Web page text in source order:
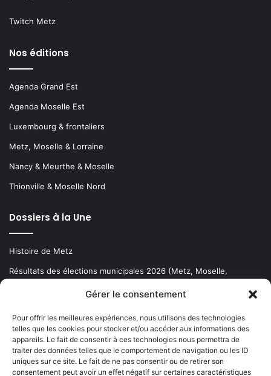
Gérer le consentement
Pour offrir les meilleures expériences, nous utilisons des technologies
telles que les cookies pour stocker et/ou accéder aux informations des
appareils. Le fait de consentir à ces technologies nous permettra de
traiter des données telles que le comportement de navigation ou les ID
uniques sur ce site. Le fait de ne pas consentir ou de retirer son
consentement peut avoir un effet négatif sur certaines caractéristiques
Twitch Metz
Nos éditions
Agenda Grand Est
Agenda Moselle Est
Luxembourg & frontaliers
Metz, Moselle & Lorraine
Nancy & Meurthe & Moselle
Thionville & Moselle Nord
Dossiers à la Une
Histoire de Metz
Résultats des élections municipales 2026 (Metz, Moselle,
Newsletter gratuite